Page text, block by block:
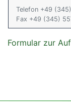
Telefon +49
Fax +49 (345)
Formular zur